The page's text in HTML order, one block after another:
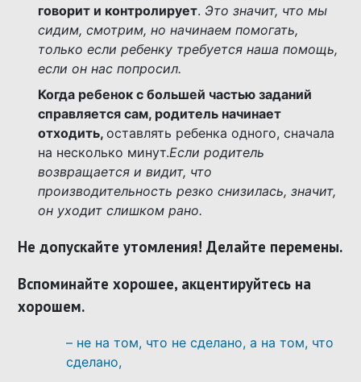
говорит и контролирует. Это значит, что мы
сидим, смотрим, но начинаем помогать,
только если ребенку требуется наша помощь,
если он нас попросил.
Когда ребенок с большей частью заданий
справляется сам, родитель начинает
отходить,оставлять ребенка одного, сначала
на несколько минут.Если родитель
возвращается и видит, что
производительность резко снизилась, значит,
он уходит слишком рано.
Не допускайте утомления! Делайте перемены.
Вспоминайте хорошее, акцентируйтесь на
хорошем.
– не на том, что не сделано, а на том, что
сделано,